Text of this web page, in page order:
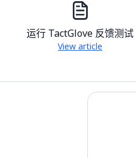
运行 TactGlove 反馈测试
View article